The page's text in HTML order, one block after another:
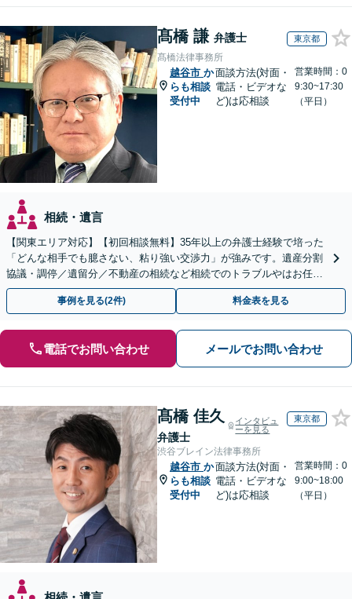
髙橋 謙 弁護士 東京都
髙橋法律事務所
越谷市 か
らも相談
受付中
面談方法(対面・
電話・ビデオな
ど)は応相談
営業時間：0
9:30~17:30
（平日）
相続・遺言
【関東エリア対応】【初回相談無料】35年以上の弁護士経験で培った
「どんな相手でも臆さない、粘り強い交渉力」が強みです。遺産分割
協議・調停／遺留分／不動産の相続など相続でのトラブルやはお任せ
ください。遺言書や生前贈与など生前対策にも注力
事例を見る(2件) 料金表を見る
電話でお問い合わせ メールでお問い合わせ
髙橋 佳久
弁護士
インタビュ
ーを見る
東京都
渋谷ブレイン法律事務所
越谷市 か
らも相談
受付中
面談方法(対面・
電話・ビデオな
ど)は応相談
営業時間：0
9:00~18:00
（平日）